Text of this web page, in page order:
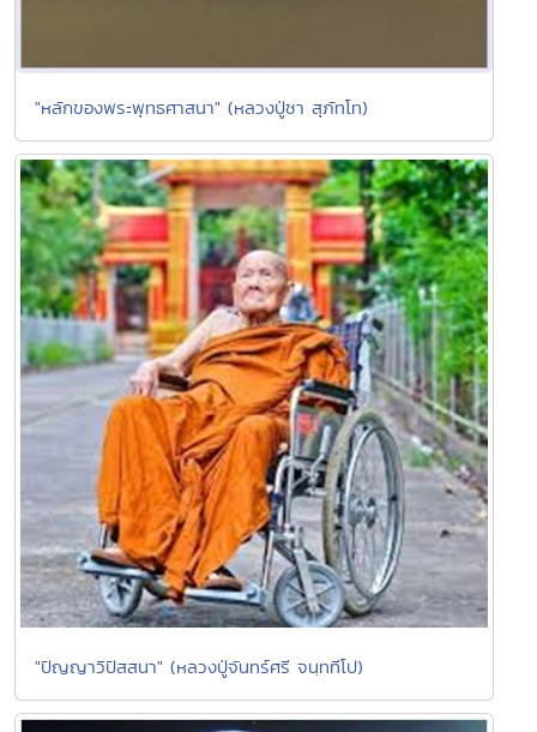
"หลักของพระพุทธศาสนา" (หลวงปู่ชา สุภัทโท)
"ปัญญาวิปัสสนา" (หลวงปู่จันทร์ศรี จนฺททีโป)